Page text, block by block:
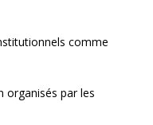
comme
organisés par les